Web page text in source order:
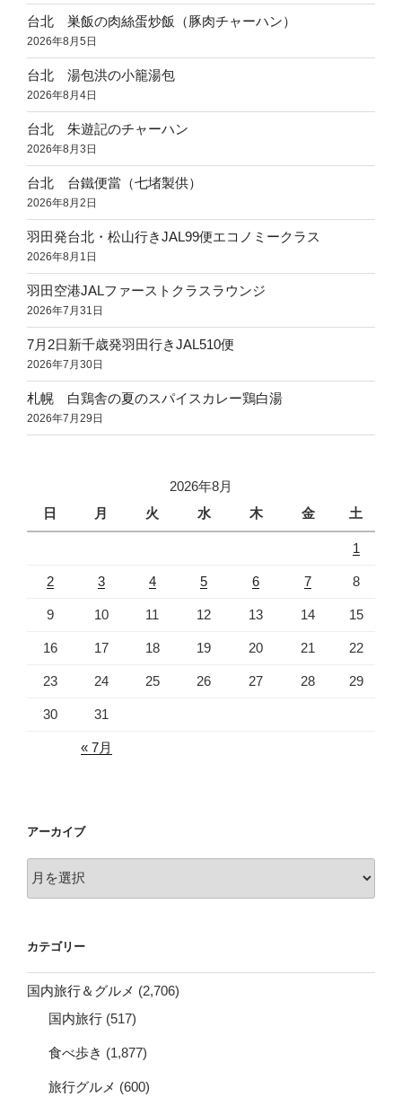
台北 巣飯の肉絲蛋炒飯（豚肉チャーハン）
2026年8月5日
台北 湯包洪の小籠湯包
2026年8月4日
台北 朱遊記のチャーハン
2026年8月3日
台北 台鐵便當（七堵製供）
2026年8月2日
羽田発台北・松山行きJAL99便エコノミークラス
2026年8月1日
羽田空港JALファーストクラスラウンジ
2026年7月31日
7月2日新千歳発羽田行きJAL510便
2026年7月30日
札幌 白鶏舎の夏のスパイスカレー鶏白湯
2026年7月29日
2026年8月
日
月 火 水 木 金 土
1
2 3 4 5 6 7 8
9 10 11 12 13 14 15
16 17 18 19 20 21 22
23 24 25 26 27 28 29
30 31
« 7月
アーカイブ
ー
ブ
カテゴリー
国内旅行＆グルメ (2,706)
国内旅行 (517)
食べ歩き (1,877)
旅行グルメ (600)